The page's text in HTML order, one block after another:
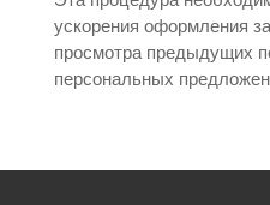
ускорения оформления
просмотра предыдущих
персональных